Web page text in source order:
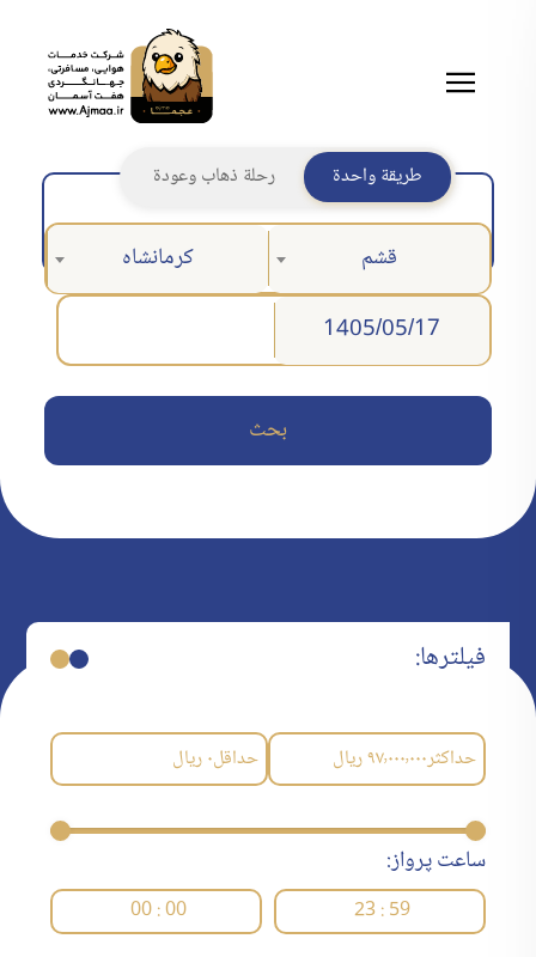
طريقة واحدة رحلة ذهاب وعودة
قشم كرمانشاه
بحث
فیلترها:
حداکثر۹۷٬۰۰۰٬۰۰۰ریال حداقل۰ریال
ساعت پرواز:
23 : 59
00 : 00